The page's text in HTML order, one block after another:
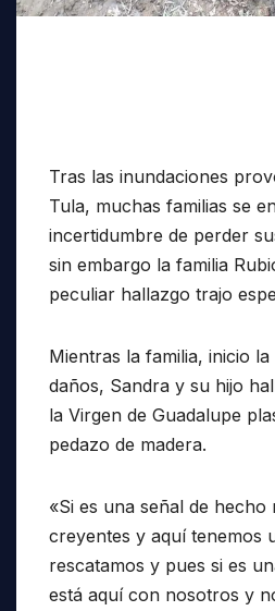
Tras las inundaciones
Tula, muchas familias se
incertidumbre de perder
sin embargo la familia
peculiar hallazgo trajo
Mientras la familia, inicio la
daños, Sandra y su hijo
la Virgen de Guadalupe
pedazo de madera.
«Si es una señal de
creyentes y aquí tenemos
rescatamos y pues si es
está aquí con nosotros y